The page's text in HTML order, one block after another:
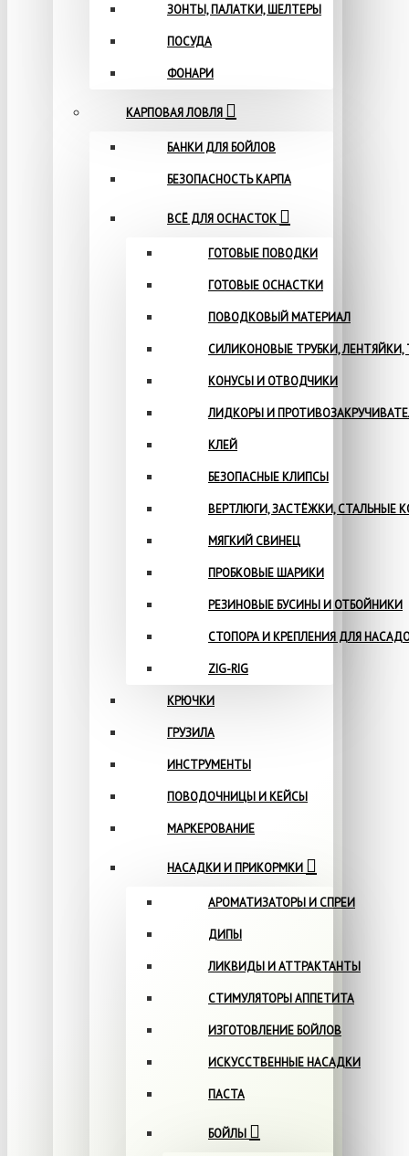
ЗОНТЫ, ПАЛАТКИ, ШЕЛТЕРЫ
ПОСУДА
ФОНАРИ
КАРПОВАЯ ЛОВЛЯ
БАНКИ ДЛЯ БОЙЛОВ
БЕЗОПАСНОСТЬ КАРПА
ВСЁ ДЛЯ ОСНАСТОК
ГОТОВЫЕ ПОВОДКИ
ГОТОВЫЕ ОСНАСТКИ
ПОВОДКОВЫЙ МАТЕРИАЛ
СИЛИКОНОВЫЕ ТРУБКИ,
КОНУСЫ И ОТВОДЧИКИ
ЛИДКОРЫ И
КЛЕЙ
БЕЗОПАСНЫЕ КЛИПСЫ
ВЕРТЛЮГИ, ЗАСТЁЖКИ, СТАЛЬНЫЕ
МЯГКИЙ СВИНЕЦ
ПРОБКОВЫЕ ШАРИКИ
РЕЗИНОВЫЕ БУСИНЫ И ОТБОЙНИКИ
СТОПОРА И КРЕПЛЕНИЯ ДЛЯ
ZIG-RIG
КРЮЧКИ
ГРУЗИЛА
ИНСТРУМЕНТЫ
ПОВОДОЧНИЦЫ И КЕЙСЫ
МАРКЕРОВАНИЕ
НАСАДКИ И ПРИКОРМКИ
АРОМАТИЗАТОРЫ И СПРЕИ
ДИПЫ
ЛИКВИДЫ И АТТРАКТАНТЫ
СТИМУЛЯТОРЫ АППЕТИТА
ИЗГОТОВЛЕНИЕ БОЙЛОВ
ИСКУССТВЕННЫЕ НАСАДКИ
ПАСТА
БОЙЛЫ